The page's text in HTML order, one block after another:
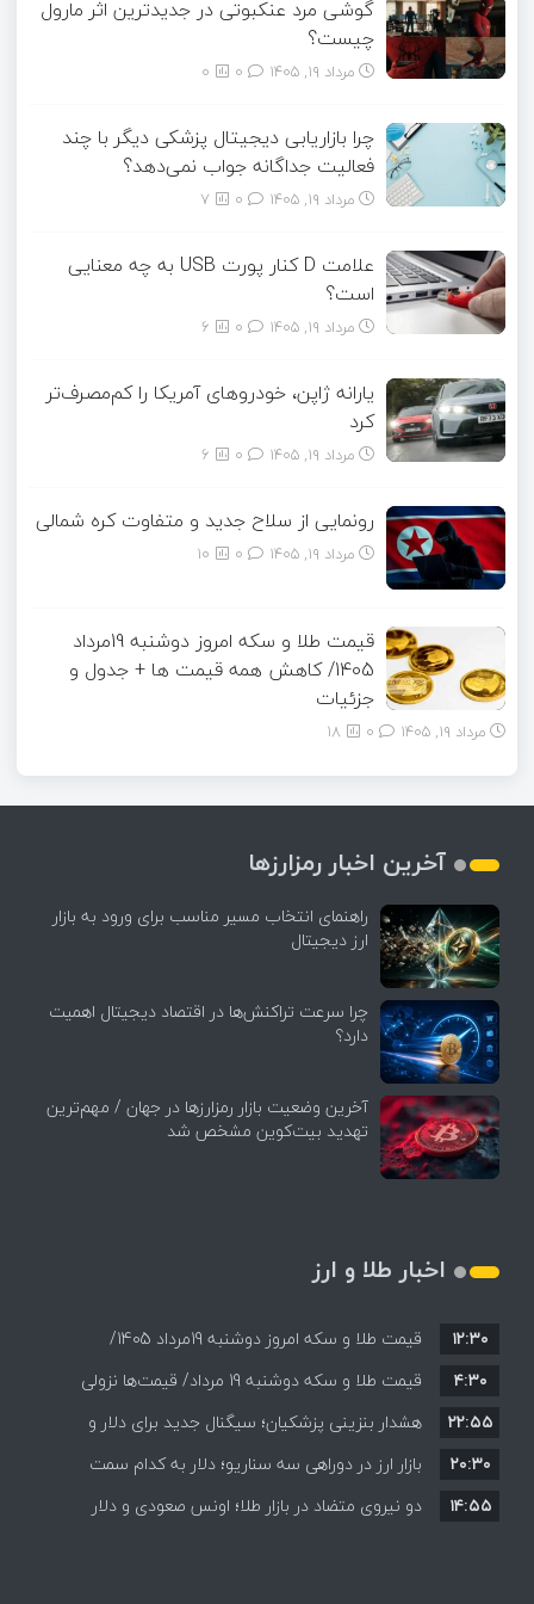
گوشی مرد عنکبوتی در جدیدترین اثر مارول
چیست؟
مرداد ۱۹, ۱۴۰۵ 0
چرا بازاریابی دیجیتال پزشکی دیگر با چند
فعالیت جداگانه جواب نمی‌دهد؟
مرداد ۱۹, ۱۴۰۵ 7
علامت D کنار پورت USB به چه معنایی
است؟
مرداد ۱۹, ۱۴۰۵ 6
یارانه ژاپن، خودروهای آمریکا را کم‌مصرف‌تر
کرد
مرداد ۱۹, ۱۴۰۵ 6
رونمایی از سلاح جدید و متفاوت کره شمالی
مرداد ۱۹, ۱۴۰۵ 10
قیمت طلا و سکه امروز دوشنبه 19مرداد
1405/ کاهش همه قیمت ها + جدول و
جزئیات
مرداد ۱۹, ۱۴۰۵ 18
آخرین اخبار رمزارزها
راهنمای انتخاب مسیر مناسب برای ورود به بازار
ارز دیجیتال
چرا سرعت تراکنش‌ها در اقتصاد دیجیتال اهمیت
دارد؟
آخرین وضعیت بازار رمزارزها در جهان / مهم‌ترین
تهدید بیت‌کوین مشخص شد
اخبار طلا و ارز
قیمت طلا و سکه امروز دوشنبه 19مرداد 1405/
کاهش همه قیمت ها + جدول و جزئیات
۱۲:۳۰
قیمت طلا و سکه دوشنبه 19 مرداد/ قیمت‌ها نزولی
۴:۳۰
هشدار بنزینی پزشکیان؛ سیگنال جدید برای دلار و
طلا؟
۲۲:۵۵
بازار ارز در دوراهی سه سناریو؛ دلار به کدام سمت
می‌رود؟
۲۰:۳۰
دو نیروی متضاد در بازار طلا؛ اونس صعودی و دلار
۱۴:۵۵